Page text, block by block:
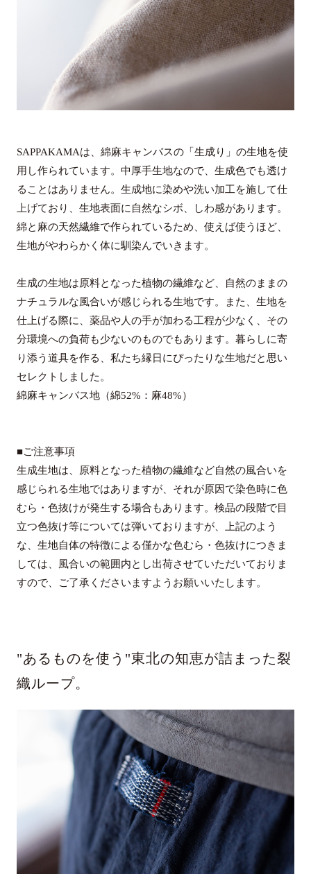
SAPPAKAMAは、綿麻キャンバスの「生成り」の生地を使
用し作られています。中厚手生地なので、生成色でも透け
ることはありません。生成地に染めや洗い加工を施して仕
上げており、生地表面に自然なシボ、しわ感があります。
綿と麻の天然繊維で作られているため、使えば使うほど、
生地がやわらかく体に馴染んでいきます。
生成の生地は原料となった植物の繊維など、自然のままの
ナチュラルな風合いが感じられる生地です。また、生地を
仕上げる際に、薬品や人の手が加わる工程が少なく、その
分環境への負荷も少ないのものでもあります。暮らしに寄
り添う道具を作る、私たち縁日にぴったりな生地だと思い
セレクトしました。
綿麻キャンバス地（綿52%：麻48%）
■ご注意事項
生成生地は、原料となった植物の繊維など自然の風合いを
感じられる生地ではありますが、それが原因で染色時に色
むら・色抜けが発生する場合もあります。検品の段階で目
立つ色抜け等については弾いておりますが、上記のよう
な、生地自体の特徴による僅かな色むら・色抜けにつきま
しては、風合いの範囲内とし出荷させていただいておりま
すので、ご了承くださいますようお願いいたします。
"あるものを使う"東北の知恵が詰まった裂
織ループ。